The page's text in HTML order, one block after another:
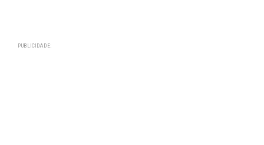
PUBLICIDADE: